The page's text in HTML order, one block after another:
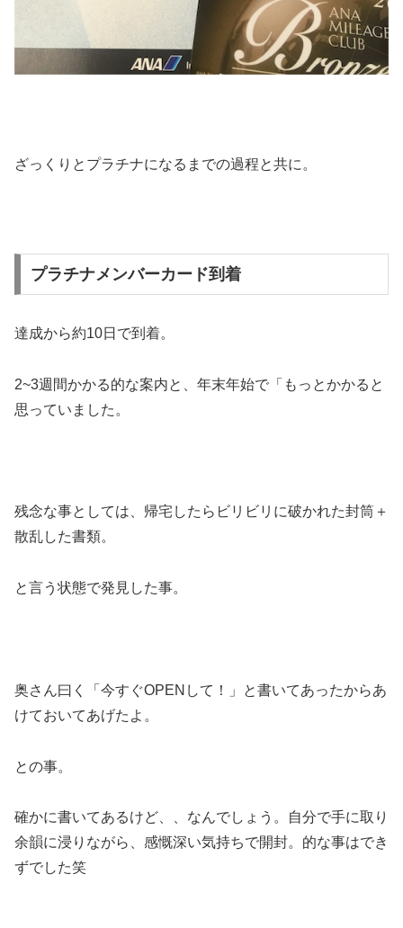
ざっくりとプラチナになるまでの過程と共に。
プラチナメンバーカード到着
達成から約10日で到着。
2~3週間かかる的な案内と、年末年始で「もっとかかると
思っていました。
残念な事としては、帰宅したらビリビリに破かれた封筒＋
散乱した書類。
と言う状態で発見した事。
奥さん曰く「今すぐOPENして！」と書いてあったからあ
けておいてあげたよ。
との事。
確かに書いてあるけど、、なんでしょう。自分で手に取り
余韻に浸りながら、感慨深い気持ちで開封。的な事はでき
ずでした笑